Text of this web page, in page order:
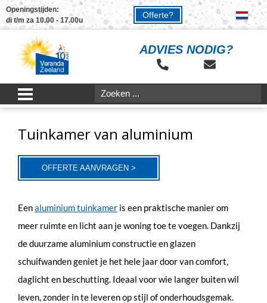
Openingstijden:
di t/m za 10.00 - 17.00u
Offerte?
ADVIES NODIG?
Tuinkamer van aluminium
OFFERTE AANVRAGEN >
Eenaluminium tuinkamer is een praktische manier om
meer ruimte en licht aan je woning toe te voegen. Dankzij
de duurzame aluminium constructie en glazen
schuifwanden geniet je het hele jaar door van comfort,
daglicht en beschutting. Ideaal voor wie langer buiten wil
leven, zonder in te leveren op stijl of onderhoudsgemak.